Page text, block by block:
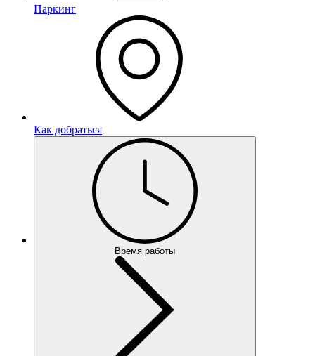
Паркинг
Как добраться
Время работы